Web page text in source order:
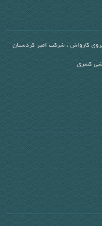
کارواش ، شرکت امیر کردستان
کسری